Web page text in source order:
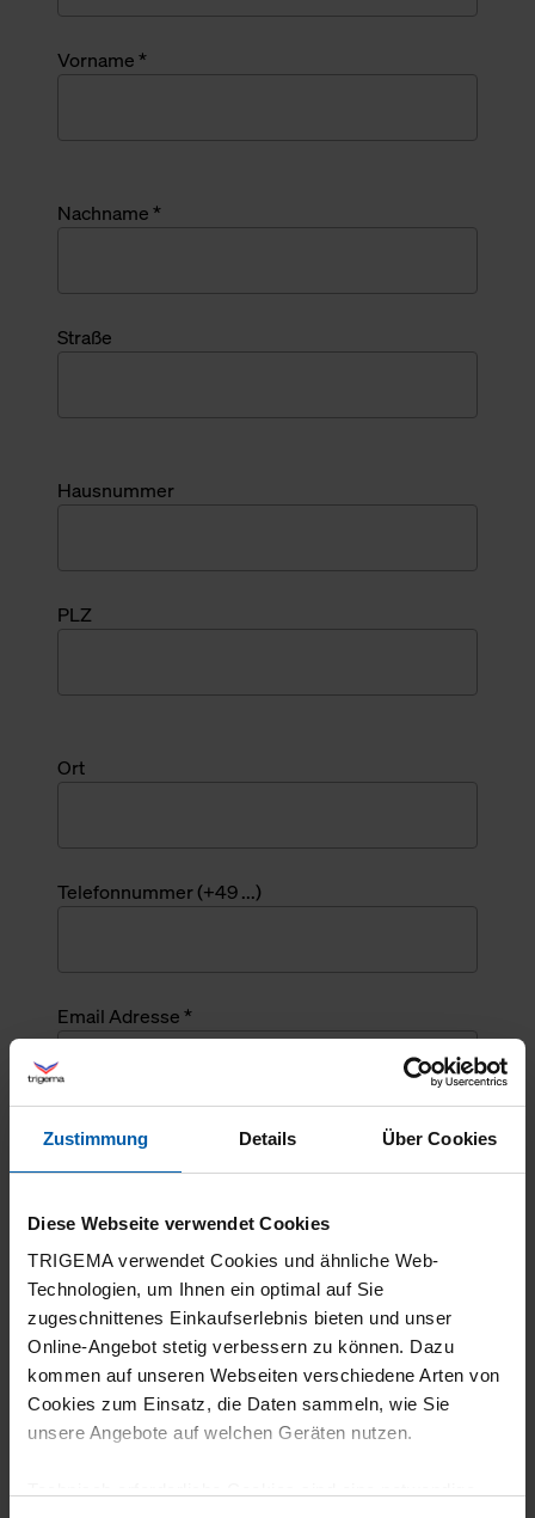
Zustimmung Details Über Cookies
Diese Webseite verwendet Cookies
TRIGEMA verwendet Cookies und ähnliche Web-
Technologien, um Ihnen ein optimal auf Sie
zugeschnittenes Einkaufserlebnis bieten und unser
Online-Angebot stetig verbessern zu können. Dazu
kommen auf unseren Webseiten verschiedene Arten von
Cookies zum Einsatz, die Daten sammeln, wie Sie
unsere Angebote auf welchen Geräten nutzen.
Vorname *
Nachname *
Straße
Hausnummer
PLZ
Ort
Telefonnummer (+49 ...)
Email Adresse *
Angefragte Menge *
Mehrzeiliger Text